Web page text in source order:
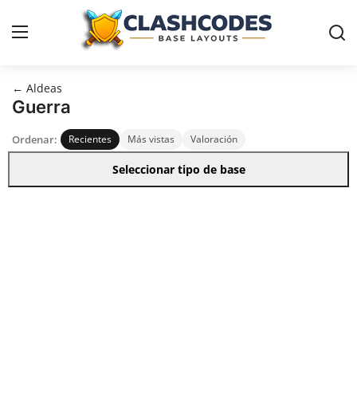
Contact
Aldeas
Español
← Aldeas
Guerra
Ordenar: Recientes Más vistas Valoración
Seleccionar tipo de base